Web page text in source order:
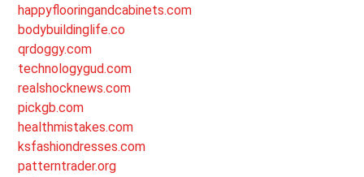
happyflooringandcabinets.com
bodybuildinglife.co
qrdoggy.com
technologygud.com
realshocknews.com
pickgb.com
healthmistakes.com
ksfashiondresses.com
patterntrader.org